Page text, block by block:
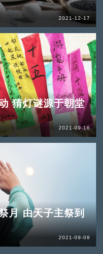
2021-12-17
猜灯谜源于朝堂
2021-09-16
月 由天子主祭到
2021-09-09